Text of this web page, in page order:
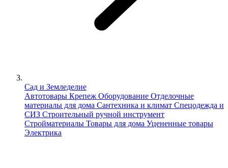
Сад и Земледелие
Автотовары Крепеж Оборудование Отделочные
материалы для дома Сантехника и климат Спецодежда и
СИЗ Строительный ручной инструмент
Стройматериалы Товары для дома Уцененные товары
Электрика